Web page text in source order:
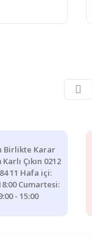
Birlikte Karar
Çıkın 0212
11 Hafa içi:
Cumartesi:
- 15:00